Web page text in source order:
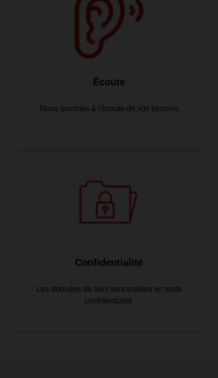
Écoute
Nous sommes à l'écoute de vos besoins
Confidentialité
Les données de tiers sont traitées en toute
confidentialité